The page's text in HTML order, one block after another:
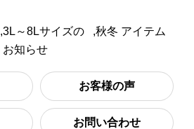
,3L～8Lサイズの
お知らせ
,秋冬 アイテム
お客様の声
お問い合わせ